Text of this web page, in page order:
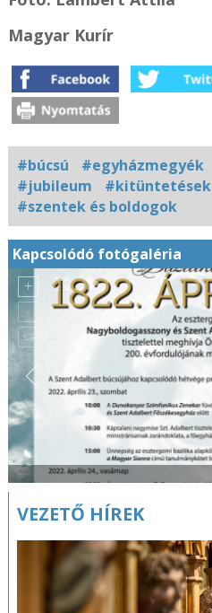
Magyar Kurír
#búcsú #egyházmegyék
#jubileum
#kitüntetések
#szentek és boldogok
Kapcsolódó fotógaléria
VEZETŐ HÍREK